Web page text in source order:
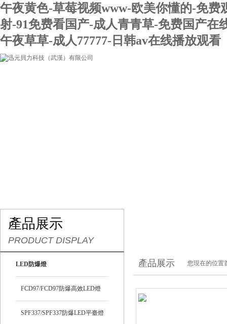
午夜黄色-草莓视频www-欧美你懂的-免
射-91免费看国产-成人青青草-免费国产
午夜草草-成人77777-日韩av在线播放观看
產品展示
PRODUCT DISPLAY
LED防爆燈
FCD97/FCD97防爆高效LED燈
SPF337/SPF337防爆LED平臺燈
產品展示 您現在的位置